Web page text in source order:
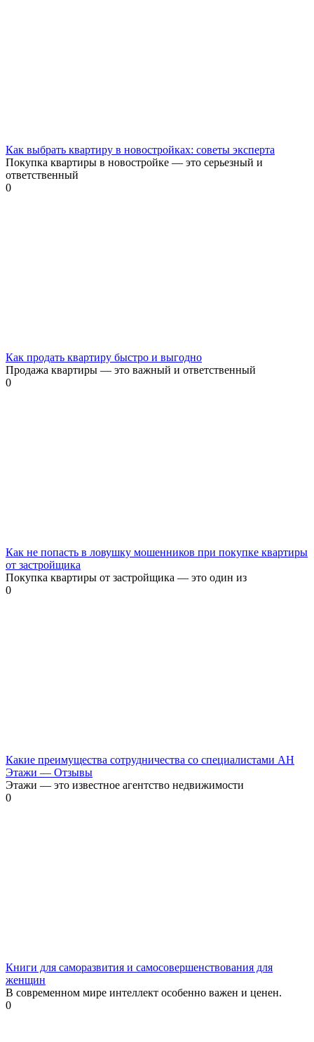
Как выбрать квартиру в новостройках: советы эксперта
Покупка квартиры в новостройке — это серьезный и
ответственный
0
Как продать квартиру быстро и выгодно
Продажа квартиры — это важный и ответственный
0
Как не попасть в ловушку мошенников при покупке квартиры
от застройщика
Покупка квартиры от застройщика — это один из
0
Какие преимущества сотрудничества со специалистами АН
Этажи — Отзывы
Этажи — это известное агентство недвижимости
0
Книги для саморазвития и самосовершенствования для
женщин
В современном мире интеллект особенно важен и ценен.
0